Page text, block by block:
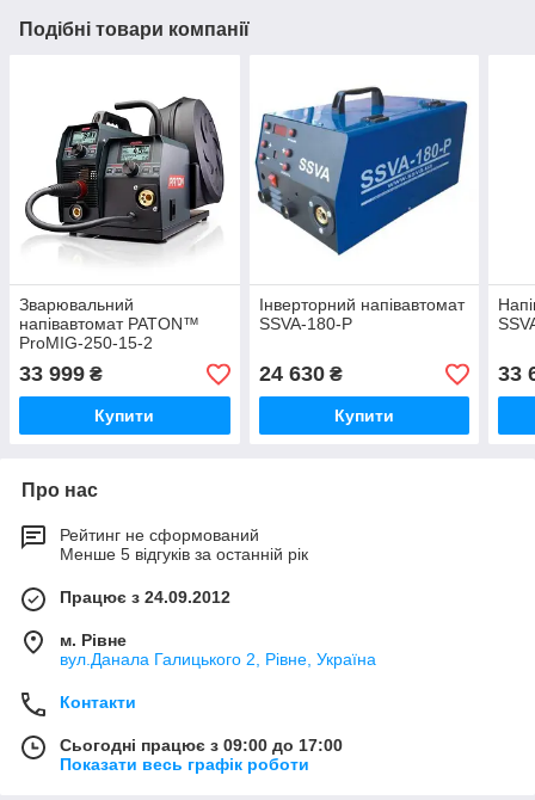
Подібні товари компанії
Зварювальний
напівавтомат PATON™
ProMIG-250-15-2
33 999 ₴
Купити
Інверторний напівавтомат
SSVA-180-Р
24 630₴
Купити
33
Про нас
Рейтинг не сформований
Менше 5 відгуків за останній рік
Працює з 24.09.2012
м. Рівне
вул.Данала Галицького 2, Рівне, Україна
Контакти
Сьогодні працює з 09:00 до 17:00
Показати весь графік роботи